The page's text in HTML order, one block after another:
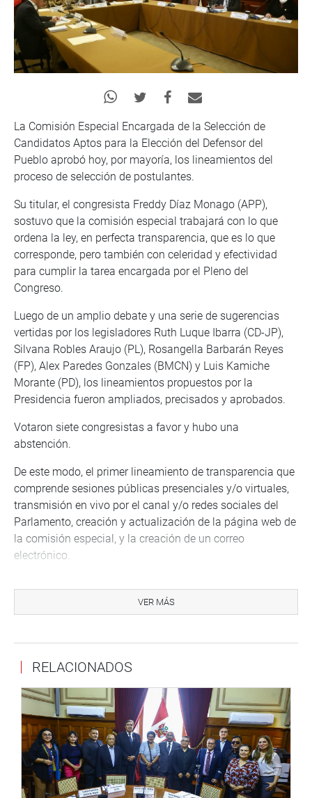
La Comisión Especial Encargada de la Selección de
Candidatos Aptos para la Elección del Defensor del
Pueblo aprobó hoy, por mayoría, los lineamientos del
proceso de selección de postulantes.
Su titular, el congresista Freddy Díaz Monago (APP),
sostuvo que la comisión especial trabajará con lo que
ordena la ley, en perfecta transparencia, que es lo que
corresponde, pero también con celeridad y efectividad
para cumplir la tarea encargada por el Pleno del
Congreso.
Luego de un amplio debate y una serie de sugerencias
vertidas por los legisladores Ruth Luque Ibarra (CD-JP),
Silvana Robles Araujo (PL), Rosangella Barbarán Reyes
(FP), Alex Paredes Gonzales (BMCN) y Luis Kamiche
Morante (PD), los lineamientos propuestos por la
Presidencia fueron ampliados, precisados y aprobados.
Votaron siete congresistas a favor y hubo una
abstención.
De este modo, el primer lineamiento de transparencia que
comprende sesiones públicas presenciales y/o virtuales,
transmisión en vivo por el canal y/o redes sociales del
Parlamento, creación y actualización de la página web de
la comisión especial, y la creación de un correo
electrónico.
publicación de lineamientos y cronograma en tres diarios
de circulación nacional, publicación de la propuesta,
El tercero es el lineamiento de fiscalización, que
comprende solicitud de información de los postulantes
para verificar requisitos de edad (35 años), profesión
(abogado), y gozar de reconocida reputación de
independencia e integridad.
El cuarto es el lineamiento de participación ciudadana,
que comprende la precepción de denuncias debidamente
VER MÁS
RELACIONADOS